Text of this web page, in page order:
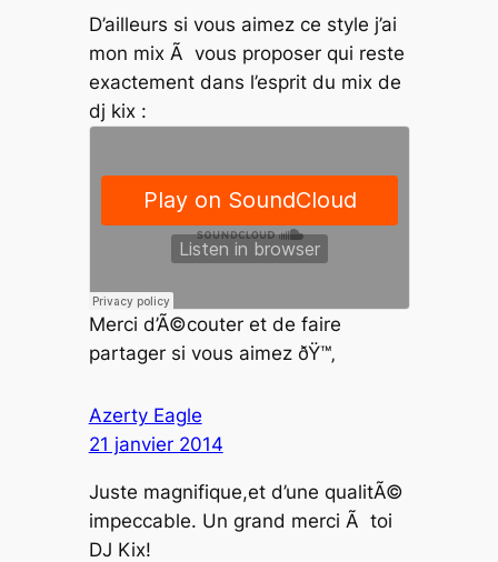
D’ailleurs si vous aimez ce style j’ai
mon mix Ã vous proposer qui reste
exactement dans l’esprit du mix de
dj kix :
Merci d’Ã©couter et de faire
partager si vous aimez ðŸ™‚
Azerty Eagle
21 janvier 2014
Juste magnifique,et d’une qualitÃ©
impeccable. Un grand merci Ã toi
DJ Kix!